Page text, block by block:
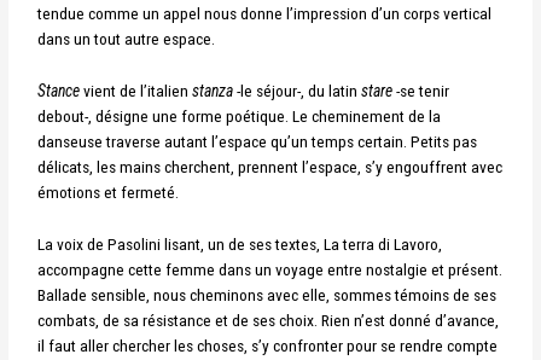
tendue comme un appel nous donne l’impression d’un corps vertical
dans un tout autre espace.
Stancevient de l’italienstanza-le séjour-, du latinstare-se tenir
debout-, désigne une forme poétique.Le cheminement de la
danseuse traverse autant l’espace qu’un temps certain. Petits pas
délicats, les mains cherchent, prennent l’espace, s’y engouffrent avec
émotions et fermeté.
La voix de Pasolini lisant, un de ses textes, La terra di Lavoro,
accompagne cette femme dans un voyage entre nostalgie et présent.
Ballade sensible, nous cheminons avec elle, sommes témoins de ses
combats, de sa résistance et de ses choix. Rien n’est donné d’avance,
il faut aller chercher les choses, s’y confronter pour se rendre compte